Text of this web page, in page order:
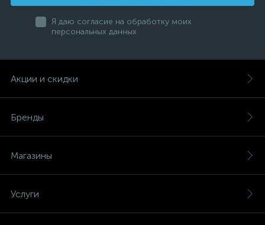
Я даю согласие на обработку моих
персональных данных
Акции и скидки
Бренды
Магазины
Услуги